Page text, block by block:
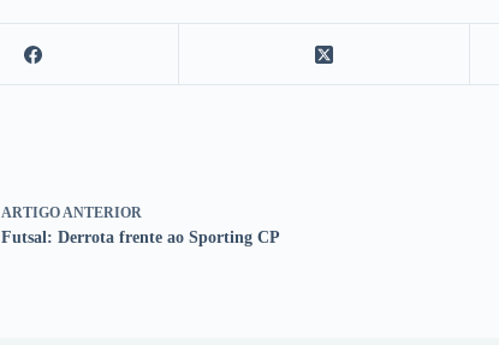
ARTIGO ANTERIOR
Futsal: Derrota frente ao Sporting CP